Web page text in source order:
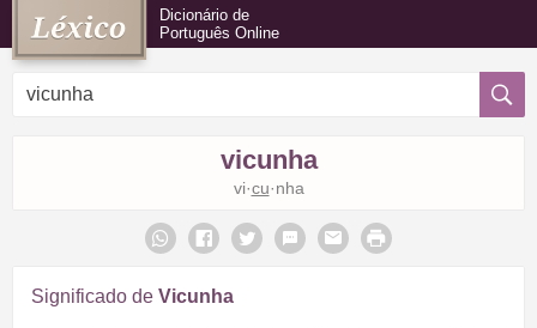
Dicionário de
Português Online
vicunha
vi·cu·nha
Significado de Vicunha